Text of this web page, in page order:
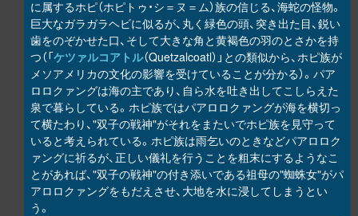
に属するホピ（ホピトゥ・シ＝ヌ＝ム）族の信じる、海蛇の怪物。
巨大なガラガラヘビに似るが、丸く緑色の頭、突き出た目、鋭い
歯をのぞかせた口、そして大きな角と黄褐色の羽のとさかを持
つ（「ケツァルコアトル（Quetzalcoatl）」との類似から、ホピ族が
メソアメリカの文化の影響を受けていることが分かる）。パア
ロロクァングは海の主であり、自ら水を吐き出してこしらえた
泉で暮らしている。ホピ族ではパアロロクァングが海を横切っ
て横たわり、"双子の戦神"がそれをまたいでホピ族を見守って
いると考えられている。ホピ族は雨乞いのときなどパアロロク
ァングに祈るが、正しい儀礼を行うことを粗末にするようなこ
とがあれば、"双子の戦神"の付き添いである祖母の"蜘蛛女"がパ
アロロクァングをもだえさせ、大地を水に浸してしまうとい
う。